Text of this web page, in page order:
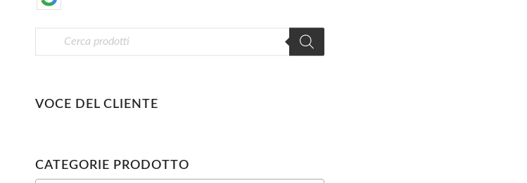
VOCE DEL CLIENTE
CATEGORIE PRODOTTO